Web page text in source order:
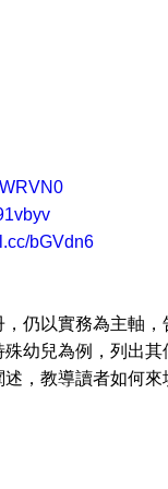
bGVdn6
以實務為主軸，
幼兒為例，列出
，教導讀者如何